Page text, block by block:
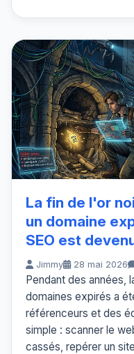
La fin de l'or
un domaine
SEO est
Jimmy 28 mai 2026
Pendant des années,
domaines expirés a
référenceurs et des
simple : scanner le
cassés, repérer un